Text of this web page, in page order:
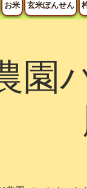
お米 玄米ぽんせん
園